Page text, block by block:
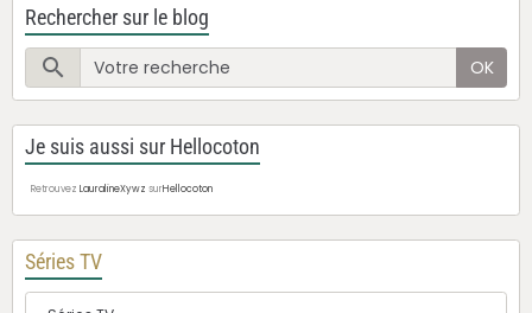
Rechercher sur le blog
OK
Je suis aussi sur Hellocoton
Retrouvez LauralineXywz surHellocoton
Séries TV